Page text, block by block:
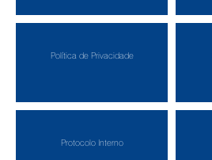
Política de Privacidade
Protocolo Interno